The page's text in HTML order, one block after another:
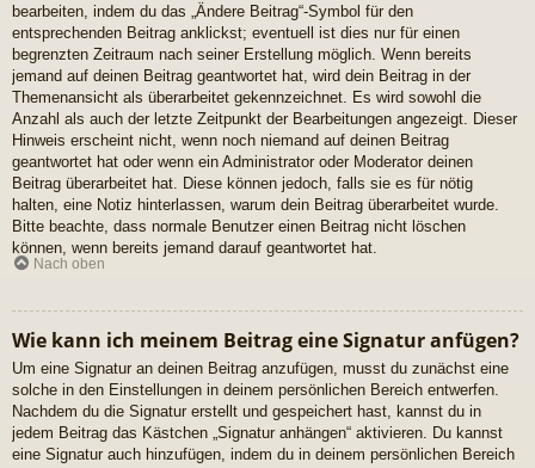
bearbeiten, indem du das „Ändere Beitrag“-Symbol für den
entsprechenden Beitrag anklickst; eventuell ist dies nur für einen
begrenzten Zeitraum nach seiner Erstellung möglich. Wenn bereits
jemand auf deinen Beitrag geantwortet hat, wird dein Beitrag in der
Themenansicht als überarbeitet gekennzeichnet. Es wird sowohl die
Anzahl als auch der letzte Zeitpunkt der Bearbeitungen angezeigt. Dieser
Hinweis erscheint nicht, wenn noch niemand auf deinen Beitrag
geantwortet hat oder wenn ein Administrator oder Moderator deinen
Beitrag überarbeitet hat. Diese können jedoch, falls sie es für nötig
halten, eine Notiz hinterlassen, warum dein Beitrag überarbeitet wurde.
Bitte beachte, dass normale Benutzer einen Beitrag nicht löschen
können, wenn bereits jemand darauf geantwortet hat.
Nach oben
Wie kann ich meinem Beitrag eine Signatur anfügen?
Um eine Signatur an deinen Beitrag anzufügen, musst du zunächst eine
solche in den Einstellungen in deinem persönlichen Bereich entwerfen.
Nachdem du die Signatur erstellt und gespeichert hast, kannst du in
jedem Beitrag das Kästchen „Signatur anhängen“ aktivieren. Du kannst
eine Signatur auch hinzufügen, indem du in deinem persönlichen Bereich